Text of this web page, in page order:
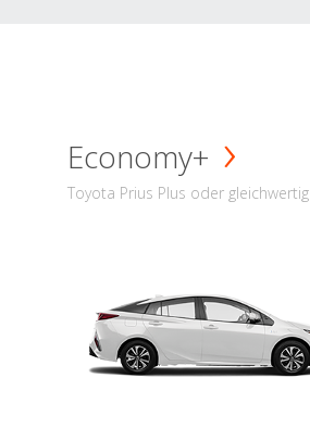
Economy+
Toyota Prius Plus oder gleichwertig